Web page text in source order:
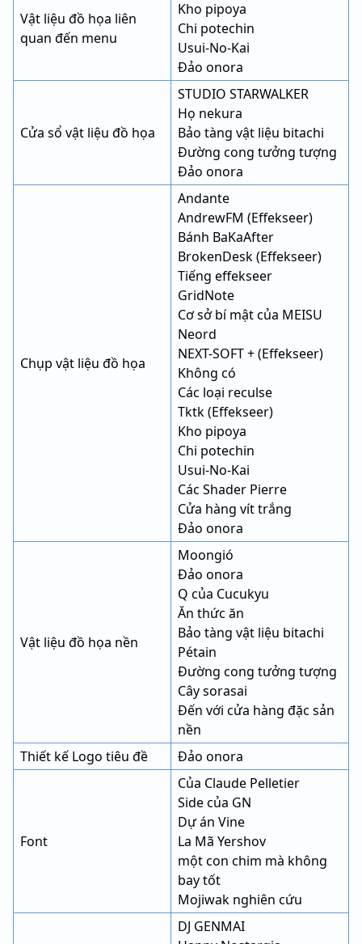
Vật liệu đồ họa liên
quan đến menu
Kho pipoya
Chi potechin
Usui-No-Kai
Đảo onora
Cửa sổ vật liệu đồ họa
STUDIO STARWALKER
Họ nekura
Bảo tàng vật liệu bitachi
Đường cong tưởng tượng
Đảo onora
Chụp vật liệu đồ họa
Andante
AndrewFM (Effekseer)
Bánh BaKaAfter
BrokenDesk (Effekseer)
Tiếng effekseer
GridNote
Cơ sở bí mật của MEISU
Neord
NEXT-SOFT + (Effekseer)
Không có
Các loại reculse
Tktk (Effekseer)
Kho pipoya
Chi potechin
Usui-No-Kai
Các Shader Pierre
Cửa hàng vít trắng
Đảo onora
Vật liệu đồ họa nền
Moongió
Đảo onora
Q của Cucukyu
Ăn thức ăn
Bảo tàng vật liệu bitachi
Pétain
Đường cong tưởng tượng
Cây sorasai
Đến với cửa hàng đặc sản
nền
Thiết kế Logo tiêu đề
Đảo onora
Font
Của Claude Pelletier
Side của GN
Dự án Vine
La Mã Yershov
một con chim mà không
bay tốt
Mojiwak nghiên cứu
DJ GENMAI